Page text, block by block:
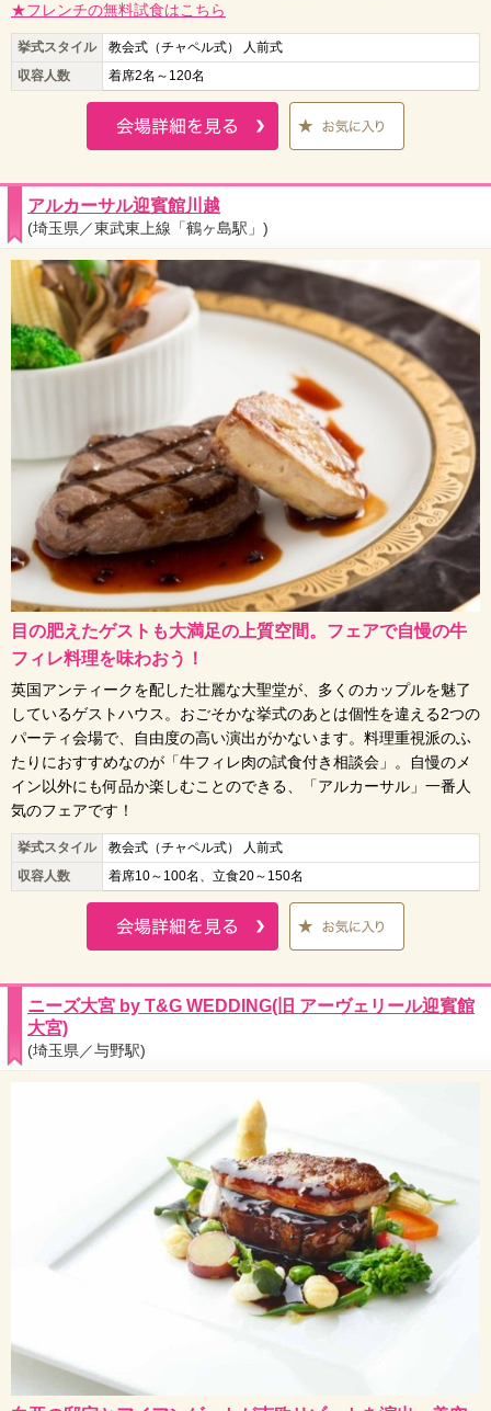
★フレンチの無料試食はこちら
挙式スタイル
教会式（チャペル式） 人前式
収容人数
着席2名～120名
アルカーサル迎賓館川越
(埼玉県／東武東上線「鶴ヶ島駅」)
目の肥えたゲストも大満足の上質空間。フェアで自慢の牛
フィレ料理を味わおう！
英国アンティークを配した壮麗な大聖堂が、多くのカップルを魅了
しているゲストハウス。おごそかな挙式のあとは個性を違える2つの
パーティ会場で、自由度の高い演出がかないます。料理重視派のふ
たりにおすすめなのが「牛フィレ肉の試食付き相談会」。自慢のメ
イン以外にも何品か楽しむことのできる、「アルカーサル」一番人
気のフェアです！
挙式スタイル
教会式（チャペル式） 人前式
収容人数
着席10～100名、立食20～150名
ニーズ大宮 by T&G WEDDING(旧 アーヴェリール迎賓館
大宮)
(埼玉県／与野駅)